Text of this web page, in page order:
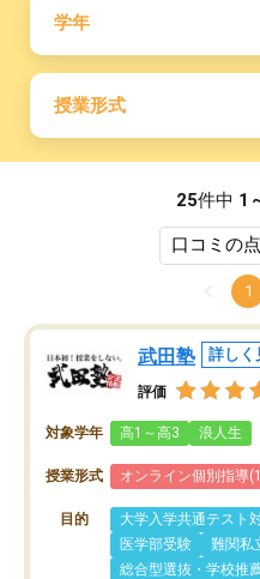
学年
授業形式
25件中 1
1
武田塾 詳しく
評価
対象学年 高1～高3 浪人生
授業形式 オンライン個別指導
目的 大学入学共通テスト
医学部受験
難関私
総合型選抜・学校推